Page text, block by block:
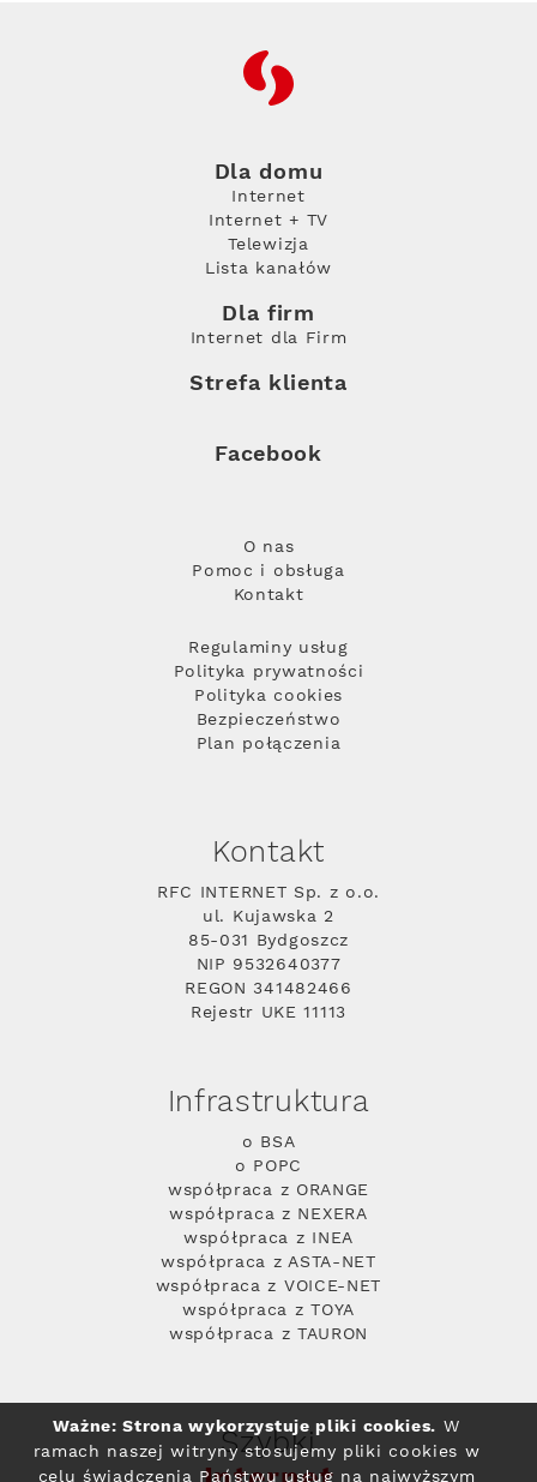
RFC
Dla domu
Internet
Internet + TV
Telewizja
Lista kanałów
Dla firm
Internet dla Firm
Strefa klienta
Facebook
O nas
Pomoc i obsługa
Kontakt
Regulaminy usług
Polityka prywatności
Polityka cookies
Bezpieczeństwo
Plan połączenia
Kontakt
RFC INTERNET Sp. z o.o.
ul. Kujawska 2
85-031 Bydgoszcz
NIP 9532640377
REGON 341482466
Rejestr UKE 11113
Infrastruktura
o BSA
o POPC
współpraca z ORANGE
współpraca z NEXERA
współpraca z INEA
współpraca z ASTA-NET
współpraca z VOICE-NET
współpraca z TOYA
współpraca z TAURON
Szybki
Ważne: Strona wykorzystuje pliki cookies. W
ramach naszej witryny stosujemy pliki cookies w
celu świadczenia Państwu usług na najwyższym